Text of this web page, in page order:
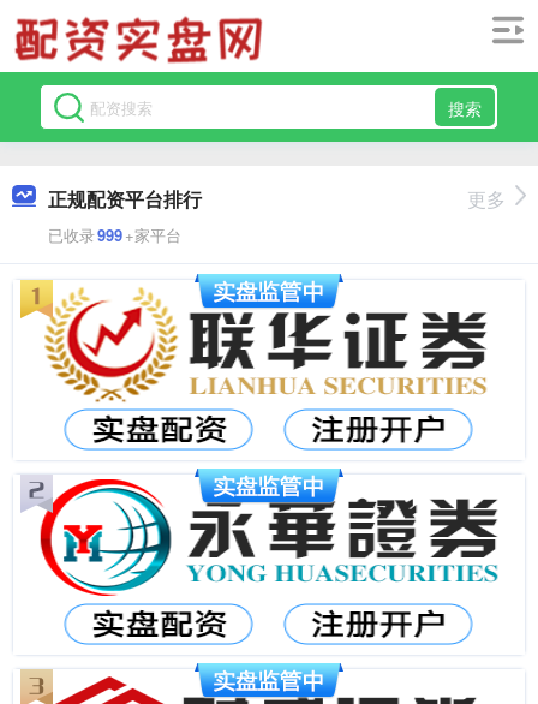
搜索
正规配资平台排行
已收录999+家平台
更多